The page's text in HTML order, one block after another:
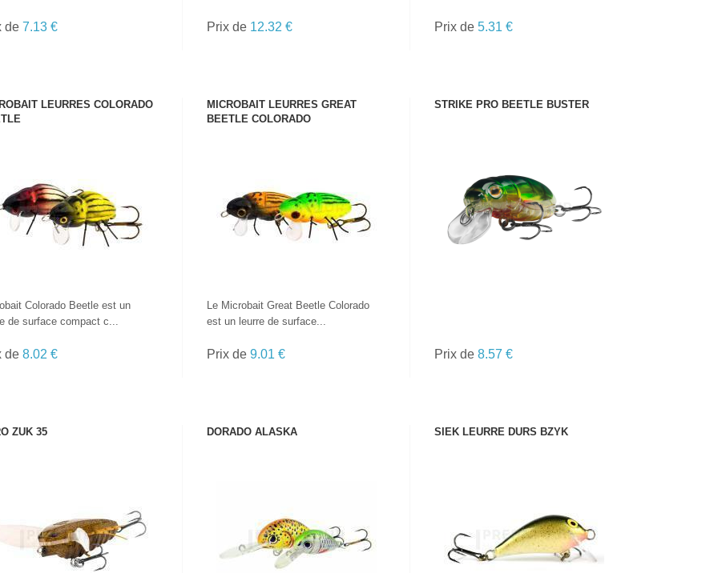
de 7.13 € Prix de 12.32 € Prix de5.31 €
LEURRES COLORADO
VOIR LE PRODUIT
Colorado Beetle est un
de surface compact c...
de 8.02 €
MICROBAIT LEURRES GREAT
BEETLE COLORADO
Le Microbait Great Beetle Colorado
est un leurre de surface...
Prix de 9.01 €
STRIKE PRO BEETLE BUSTER
VOIR LE PRODUIT
Prix de8.57 €
ZUK 35 DORADO ALASKA SIEK LEURRE DURS BZYK
VOIR LE PRODUIT
TOUTES LES
CANNES